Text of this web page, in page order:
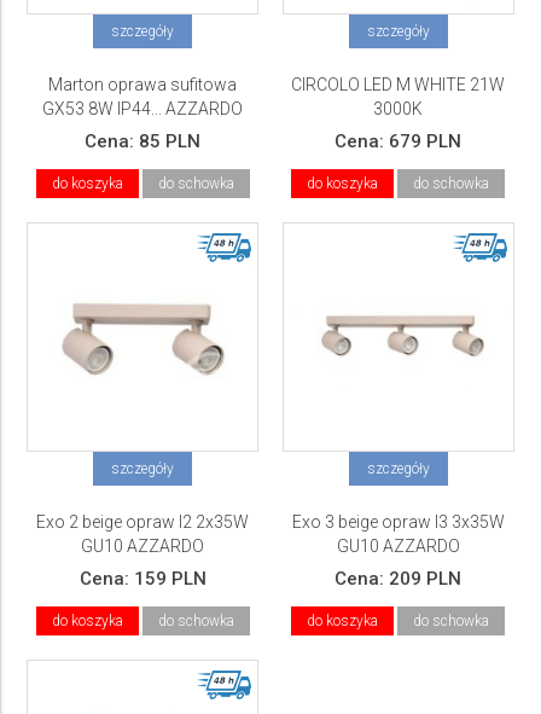
szczegóły
Marton oprawa sufitowa
GX53 8W IP44... AZZARDO
Cena: 85 PLN
do koszyka do schowka
szczegóły
CIRCOLO LED M WHITE 21W
3000K
Cena: 679 PLN
do koszyka do schowka
szczegóły
Exo 2 beige opraw l2 2x35W
GU10 AZZARDO
Cena: 159 PLN
do koszyka do schowka
szczegóły
Exo 3 beige opraw l3 3x35W
GU10 AZZARDO
Cena: 209 PLN
do koszyka do schowka